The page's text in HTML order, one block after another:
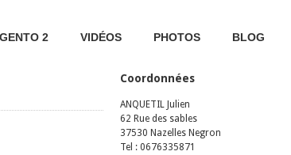
2 VIDÉOS PHOTOS BLOG
Coordonnées
ANQUETIL Julien
62 Rue des sables
37530 Nazelles Negron
Tel : 0676335871